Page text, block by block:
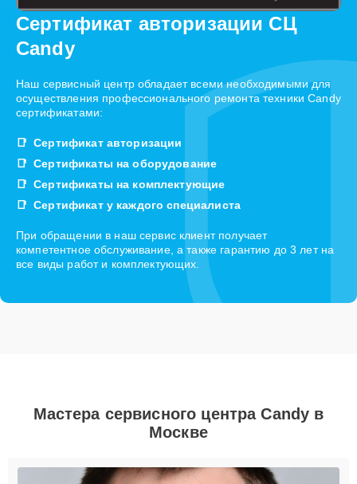
Сертификат авторизации СЦ
Candy
Наш сервисный центр обладает всеми необходимыми для
осуществления профессионального ремонта техники Candy
сертификатами:
Сертификат авторизации
Сертификаты на оборудование
Сертификаты на комплектующие
Сертификат у каждого специалиста
При обращении в наш сервис клиент получает
компетентное обслуживание, а также гарантию до 3 лет на
все виды работ и комплектующих.
Мастера сервисного центра Candy в
Москве